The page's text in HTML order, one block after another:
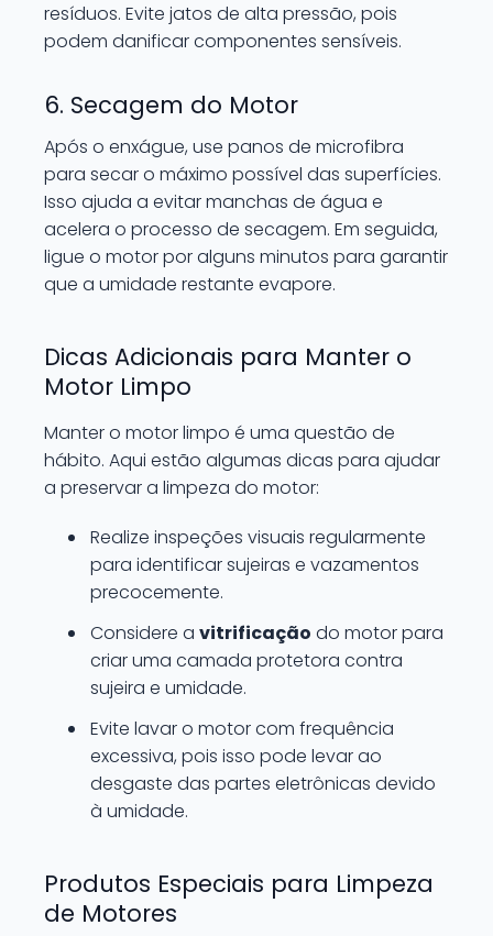
resíduos. Evite jatos de alta pressão, pois
podem danificar componentes sensíveis.
6. Secagem do Motor
Após o enxágue, use panos de microfibra
para secar o máximo possível das superfícies.
Isso ajuda a evitar manchas de água e
acelera o processo de secagem. Em seguida,
ligue o motor por alguns minutos para garantir
que a umidade restante evapore.
Dicas Adicionais para Manter o
Motor Limpo
Manter o motor limpo é uma questão de
hábito. Aqui estão algumas dicas para ajudar
a preservar a limpeza do motor:
Realize inspeções visuais regularmente
para identificar sujeiras e vazamentos
precocemente.
Considere a vitrificação do motor para
criar uma camada protetora contra
sujeira e umidade.
Evite lavar o motor com frequência
excessiva, pois isso pode levar ao
desgaste das partes eletrônicas devido
à umidade.
Produtos Especiais para Limpeza
de Motores